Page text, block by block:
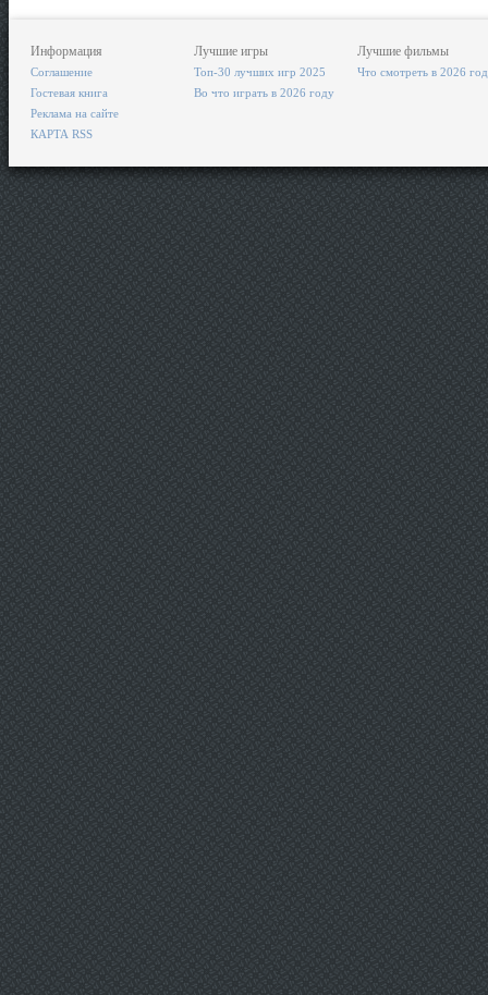
Информация
Соглашение
Гостевая книга
Реклама на сайте
КАРТА RSS
Лучшие игры
Топ-30 лучших игр 2025
Во что играть в 2026 году
Лучшие фильмы
Что смотреть в 2026